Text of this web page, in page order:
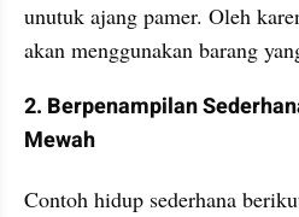
unutuk ajang pamer. Oleh
akan menggunakan barang
2. Berpenampilan
Mewah
Contoh hidup sederhana